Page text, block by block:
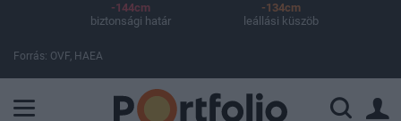
-144cm
biztonsági határ
-134cm
leállási küszöb
Forrás: OVF, HAEA